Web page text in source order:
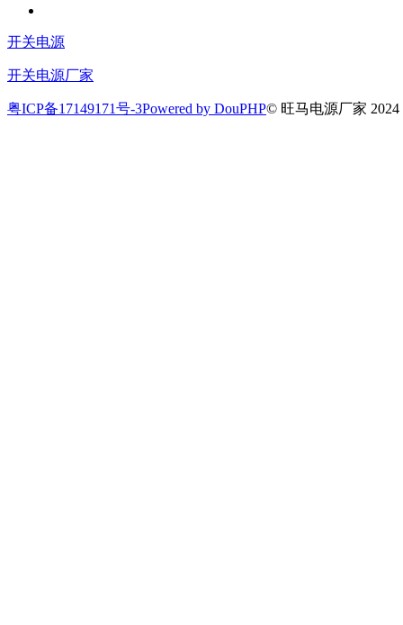
开关电源
开关电源厂家
粤ICP备17149171号-3Powered by DouPHP© 旺马电源厂家 2024